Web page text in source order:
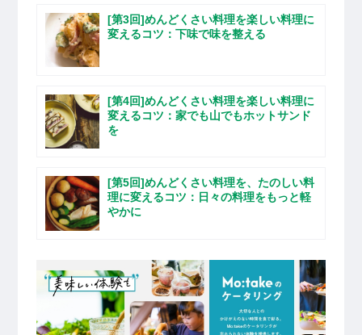
[第3回]めんどくさい料理を楽しい料理に
変えるコツ：下味で味を整える
[第4回]めんどくさい料理を楽しい料理に
変えるコツ：家でも山でもホットサンド
を
[第5回]めんどくさい料理を、たのしい料
理に変えるコツ：日々の料理をもっと軽
やかに